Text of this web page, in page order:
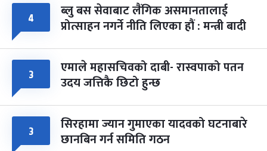
४ ब्लु बस सेवाबाट लैंगिक असमानतालाई
प्रोत्साहन नगर्ने नीति लिएका हौं : मन्त्री बादी
३ एमाले महासचिवको दाबी- रास्वपाको पतन
उदय जत्तिकै छिटो हुन्छ
३ सिरहामा ज्यान गुमाएका यादवको घटनाबारे
छानबिन गर्न समिति गठन